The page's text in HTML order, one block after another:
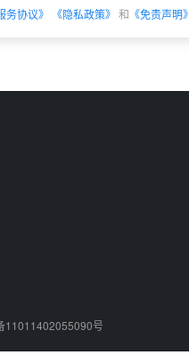
务协议》 《隐私政策》 和 《免责声明》
11011402055090号